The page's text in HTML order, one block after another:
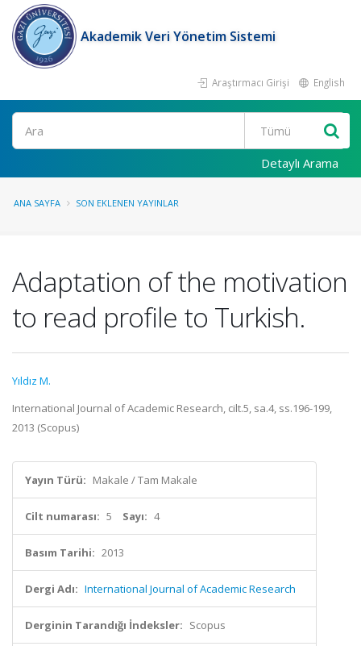
Akademik Veri Yönetim Sistemi
Araştırmacı Girişi English
Ara
Detaylı Arama
ANA SAYFA SON EKLENEN YAYINLAR
Adaptation of the motivation
to read profile to Turkish.
Yıldız M.
International Journal of Academic Research, cilt.5, sa.4, ss.196-199,
2013 (Scopus)
Yayın Türü: Makale / Tam Makale
Cilt numarası: 5 Sayı: 4
Basım Tarihi: 2013
Dergi Adı: International Journal of Academic Research
Derginin Tarandığı İndeksler: Scopus